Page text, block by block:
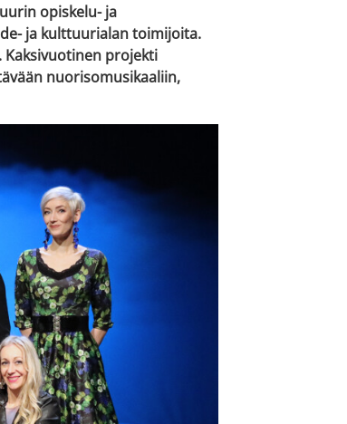
opiskelu- ja
ja kulttuurialan toimijoita.
Kaksivuotinen projekti
nuorisomusikaaliin,